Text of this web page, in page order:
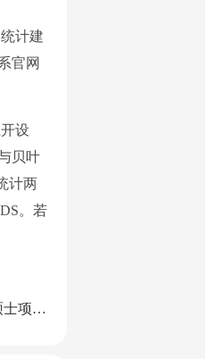
计建
官网
设
贝叶
计两
。若
样?